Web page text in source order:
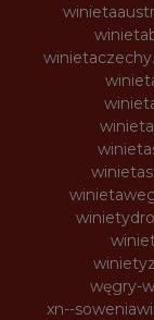
węgry-
xn--